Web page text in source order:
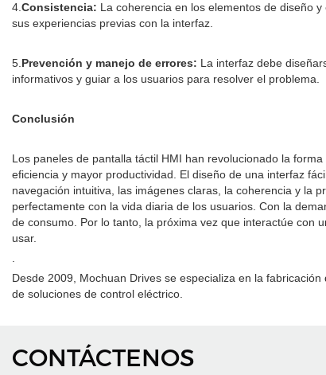
4.Consistencia: La coherencia en los elementos de diseño
sus experiencias previas con la interfaz.
5.Prevención y manejo de errores: La interfaz debe
informativos y guiar a los usuarios para resolver el problema.
Conclusión
Los paneles de pantalla táctil HMI han revolucionado la
eficiencia y mayor productividad. El diseño de una interfaz
navegación intuitiva, las imágenes claras, la coherencia y la
perfectamente con la vida diaria de los usuarios. Con la
de consumo. Por lo tanto, la próxima vez que interactúe con
usar.
.
Desde 2009, Mochuan Drives se especializa en la
de soluciones de control eléctrico.
CONTÁCTENOS